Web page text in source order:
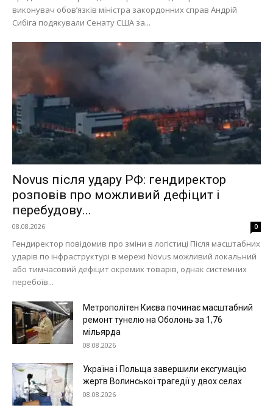
Меню
Економіка
Політика
Світ
Технології
Війна
виконувач обов’язків міністра закордонних справ Андрій
Сибіга подякували Сенату США за...
Novus після удару РФ: гендиректор
розповів про можливий дефіцит і
перебудову...
08.08.2026 0
Гендиректор повідомив про зміни в логістиці Після масштабних
ударів по інфраструктурі в мережі Novus можливий локальний
або тимчасовий дефіцит окремих товарів, однак системних
перебоїв...
Метрополітен Києва починає масштабний
ремонт тунелю на Оболонь за 1,76
мільярда
08.08.2026
Україна і Польща завершили ексгумацію
жертв Волинської трагедії у двох селах
08.08.2026